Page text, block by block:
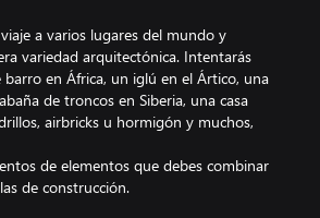
a varios lugares del mundo y
variedad arquitectónica. Intentarás
en África, un iglú en el Ártico, una
de troncos en Siberia, una casa
airbricks u hormigón y muchos,
de elementos que debes combinar
de construcción.